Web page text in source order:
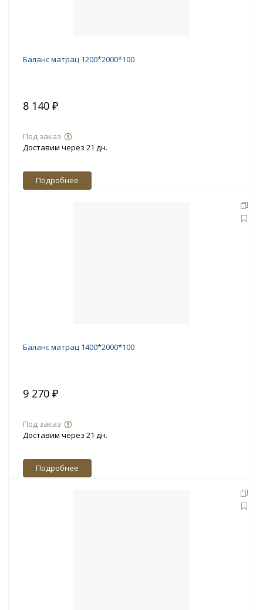
Баланс матрац 1200*2000*100
8 140 ₽
Под заказ
Доставим через 21 дн.
Подробнее
Баланс матрац 1400*2000*100
9 270 ₽
Под заказ
Доставим через 21 дн.
Подробнее